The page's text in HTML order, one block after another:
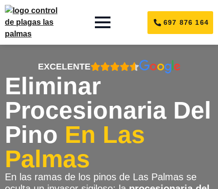
697 876 164
EXCELENTE
Eliminar
Procesionaria Del
Pino En Las
Palmas
En las ramas de los pinos de Las Palmas se